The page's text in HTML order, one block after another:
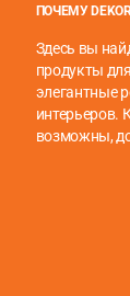
ПОЧЕМУ
Здесь вы
продукты
элегантные
интерьеров.
возможны,